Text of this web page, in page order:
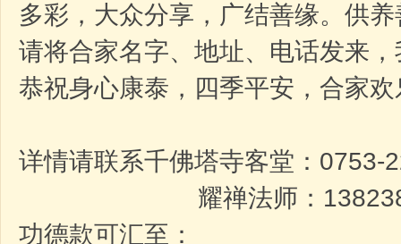
多彩，大众分享，广结善缘。供
请将合家名字、地址、电话发来
恭祝身心康泰，四季平安，合家
详情请联系千佛塔寺客堂：0753-
耀禅法师：
功德款可汇至：